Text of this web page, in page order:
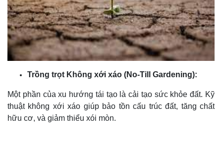
Trồng trọt Không xới xáo (No-Till Gardening):
Một phần của xu hướng tái tạo là cải tạo sức khỏe đất. Kỹ
thuật không xới xáo giúp bảo tồn cấu trúc đất, tăng chất
hữu cơ, và giảm thiểu xói mòn.